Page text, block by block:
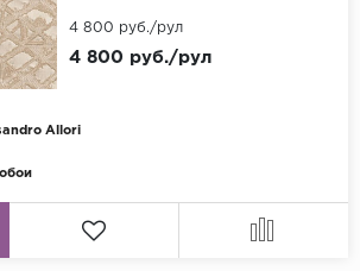
Allori
4 800 руб./рул
4 800 руб./рул